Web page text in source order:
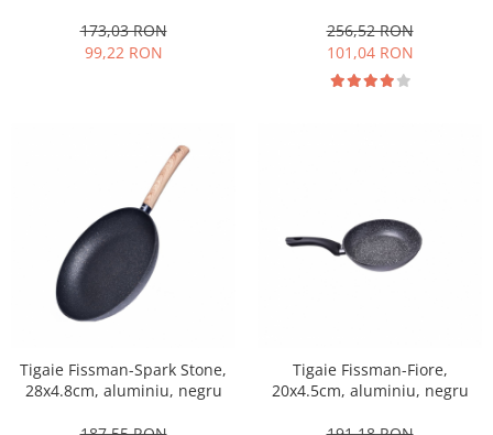
173,03 RON
99,22 RON
256,52 RON
101,04 RON
Tigaie Fissman-Spark Stone,
28x4.8cm, aluminiu, negru
Tigaie Fissman-Fiore,
20x4.5cm, aluminiu, negru